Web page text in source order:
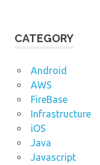
CATEGORY
Android
AWS
FireBase
Infrastructure
iOS
Java
Javascript